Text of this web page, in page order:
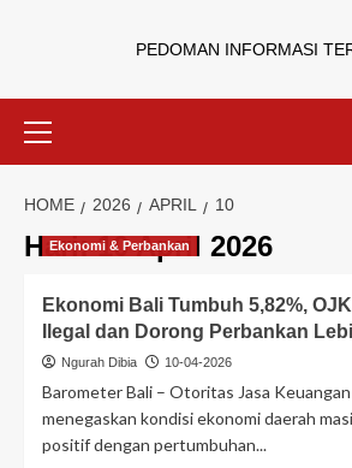
PEDOMAN INFORMASI
HOME 2026 APRIL 10
Hari:10 April 2026
Ekonomi & Perbankan
Ekonomi Bali Tumbuh 5,82%,
Ilegal dan Dorong Perbankan
Ngurah Dibia 10-04-2026
Barometer Bali – Otoritas Jasa
menegaskan kondisi ekonomi daerah
positif dengan pertumbuhan...